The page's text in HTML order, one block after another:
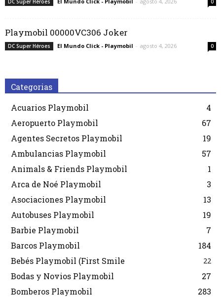
Playmobil 00000VC306 Joker
DC Super Héroes El Mundo Click - Playmobil - agosto 4, 2026 0
Categorias
Acuarios Playmobil
4
Aeropuerto Playmobil
67
Agentes Secretos Playmobil
19
Ambulancias Playmobil
57
Animals & Friends Playmobil
1
Arca de Noé Playmobil
3
Asociaciones Playmobil
13
Autobuses Playmobil
19
Barbie Playmobil
7
Barcos Playmobil
184
Bebés Playmobil (First Smile
22
Bodas y Novios Playmobil
27
Bomberos Playmobil
283